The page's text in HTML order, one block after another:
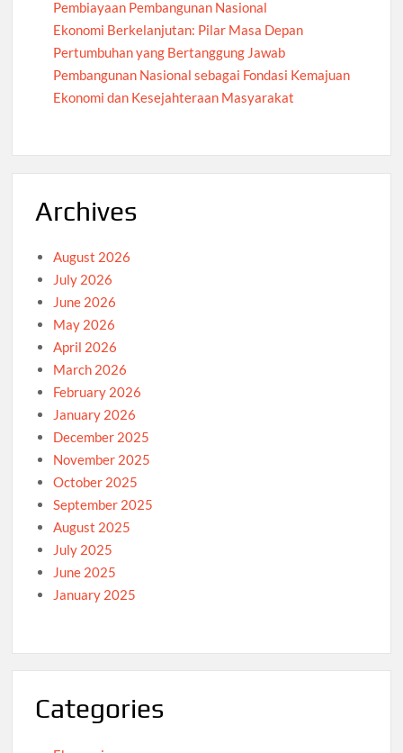
Pembiayaan Pembangunan Nasional
Ekonomi Berkelanjutan: Pilar Masa Depan
Pertumbuhan yang Bertanggung Jawab
Pembangunan Nasional sebagai Fondasi Kemajuan
Ekonomi dan Kesejahteraan Masyarakat
Archives
August 2026
July 2026
June 2026
May 2026
April 2026
March 2026
February 2026
January 2026
December 2025
November 2025
October 2025
September 2025
August 2025
July 2025
June 2025
January 2025
Categories